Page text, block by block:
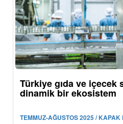
Türkiye gıda ve içecek
dinamik bir ekosistem
TEMMUZ-AĞUSTOS 2025 / KAPAK